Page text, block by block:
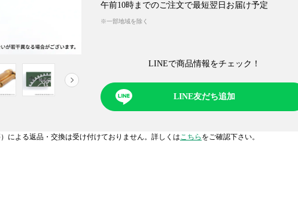
午前10時までのご注文で最短翌日お届け予定
※一部地域を除く
LINEで商品情報をチェック！​
LINE友だち追加
による返品・交換は受け付けておりません。詳しくはこちら をご確認下さい。